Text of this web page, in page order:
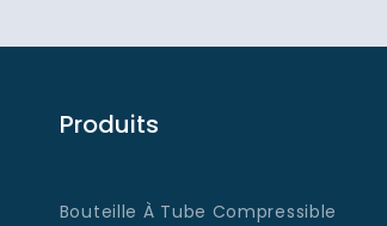
Produits
Bouteille À Tube Compressible